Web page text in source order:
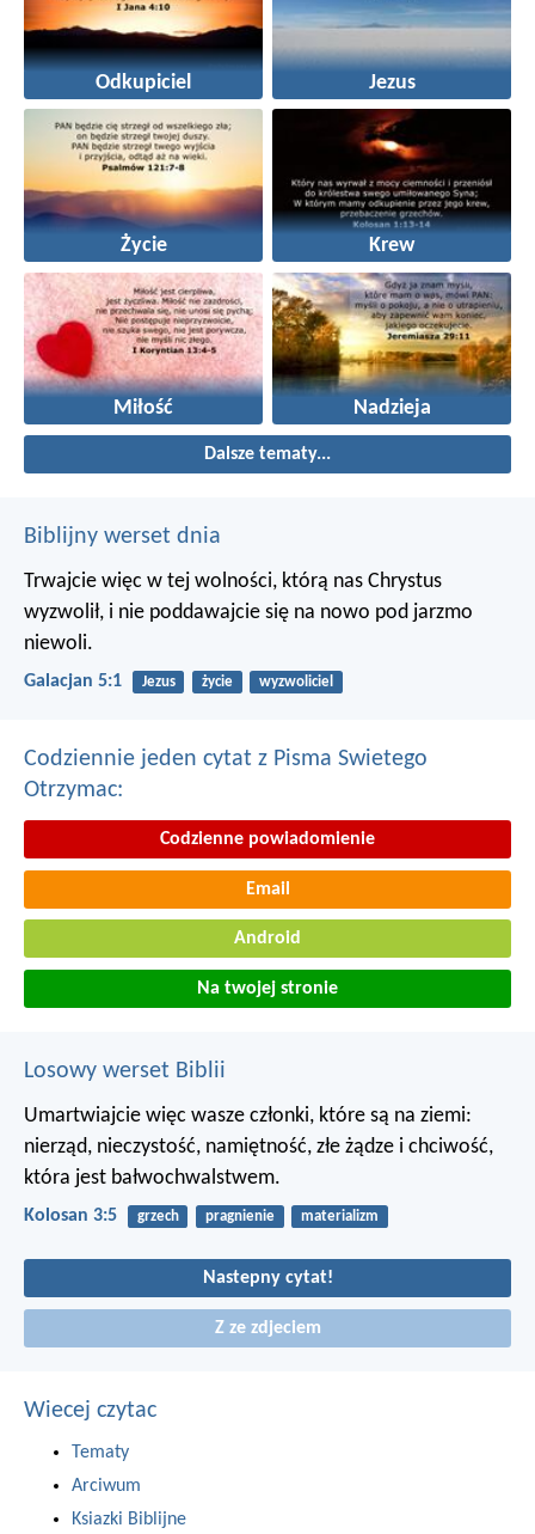
Odkupiciel Jezus
Życie Krew
Miłość Nadzieja
Dalsze tematy...
Biblijny werset dnia
Trwajcie więc w tej wolności, którą nas Chrystus
wyzwolił, i nie poddawajcie się na nowo pod jarzmo
niewoli.
Galacjan 5:1 Jezus życie wyzwoliciel
Codziennie jeden cytat z Pisma Swietego
Otrzymac:
Codzienne powiadomienie
Email
Android
Na twojej stronie
Losowy werset Biblii
Umartwiajcie więc wasze członki, które są na ziemi:
nierząd, nieczystość, namiętność, złe żądze i chciwość,
która jest bałwochwalstwem.
Kolosan 3:5 grzech pragnienie materializm
Nastepny cytat!
Z ze zdjeciem
Wiecej czytac
Tematy
Arciwum
Ksiazki Biblijne